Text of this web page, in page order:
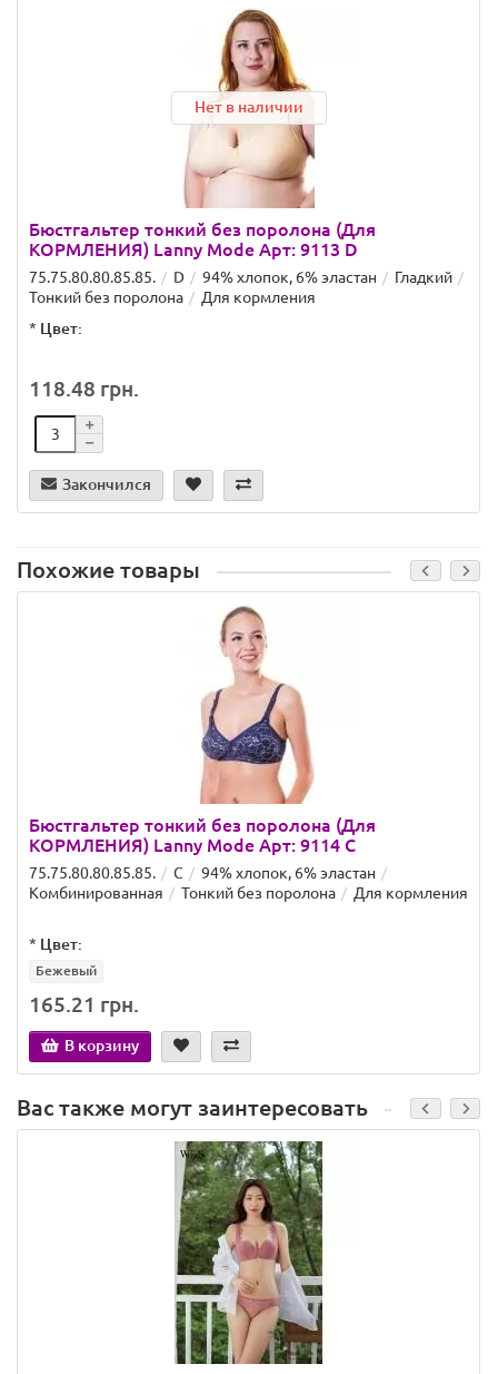
Нет в наличии
Бюстгальтер тонкий без поролона (Для
КОРМЛЕНИЯ) Lanny Mode Арт: 9113 D
75.75.80.80.85.85. D 94% хлопок, 6% эластан
Гладкий
Тонкий без поролона
Для кормления
* Цвет:
118.48 грн.
Закончился
Похожие товары
Бюстгальтер тонкий без поролона (Для
КОРМЛЕНИЯ) Lanny Mode Арт: 9114 C
75.75.80.80.85.85. C
94% хлопок, 6% эластан
Комбинированная
Тонкий без поролона Для кормления
* Цвет:
Бежевый
165.21 грн.
В корзину
Вас также могут заинтересовать